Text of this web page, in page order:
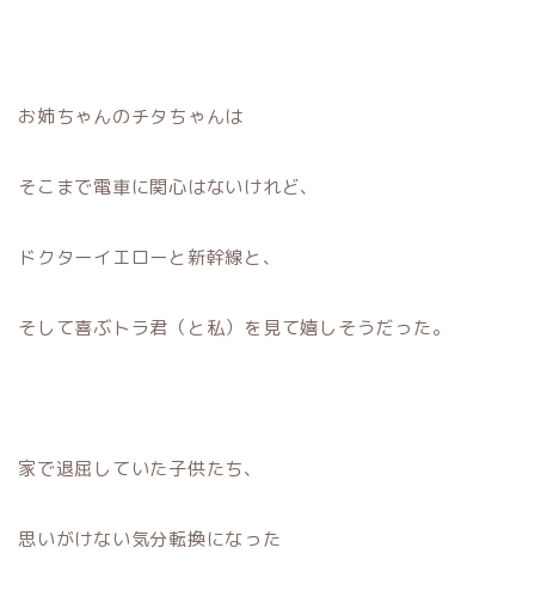
お姉ちゃんのチタちゃんは
そこまで電車に関心はないけれど、
ドクターイエローと新幹線と、
そして喜ぶトラ君（と私）を見て嬉しそうだった。
家で退屈していた子供たち、
思いがけない気分転換になった